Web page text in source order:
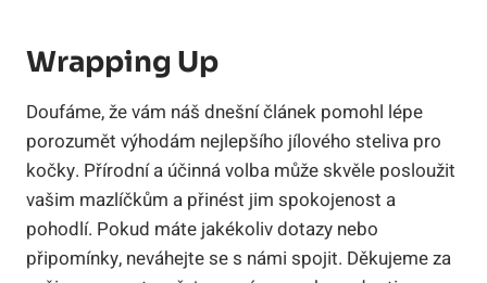
Wrapping Up
Doufáme, že vám náš dnešní‍ článek pomohl lépe
porozumět výhodám nejlepšího jílového steliva ​pro
kočky. Přírodní a‍ účinná volba může skvěle⁤ posloužit
vašim mazlíčkům a‍ přinést ⁢jim spokojenost a
pohodlí.​ Pokud máte ⁣jakékoliv dotazy nebo
‌připomínky, neváhejte se⁣ s námi spojit. Děkujeme za